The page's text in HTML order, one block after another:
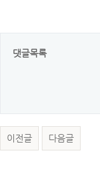
댓글목록
이전글 다음글